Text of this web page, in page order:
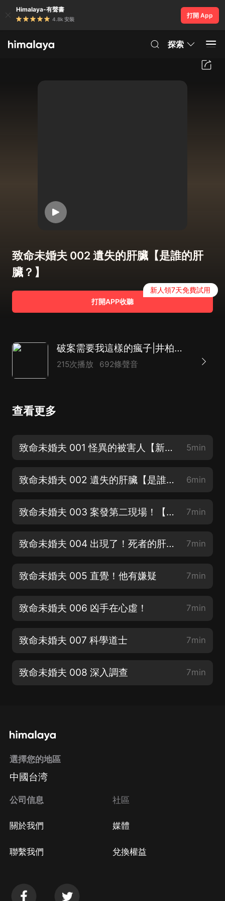
Himalaya-有聲書
4.8k 安裝
打開 App
探索
致命未婚夫 002 遺失的肝臟【是誰的肝
臟？】
打開APP收聽
新人領7天免費試用
破案需要我這樣的瘋子|井柏然新生刑偵推理|懸疑戀愛
215次播放 692條聲音
查看更多
致命未婚夫 001 怪異的被害人【新書懸疑上線】 5min
致命未婚夫 002 遺失的肝臟【是誰的肝臟？】 6min
致命未婚夫 003 案發第二現場！【歡迎訂閱收聽】 7min
致命未婚夫 004 出現了！死者的肝臟！ 7min
致命未婚夫 005 直覺！他有嫌疑 7min
致命未婚夫 006 凶手在心虛！ 7min
致命未婚夫 007 科學道士 7min
致命未婚夫 008 深入調查 7min
選擇您的地區
中國台湾
公司信息
關於我們
聯繫我們
社區
媒體
兌換權益